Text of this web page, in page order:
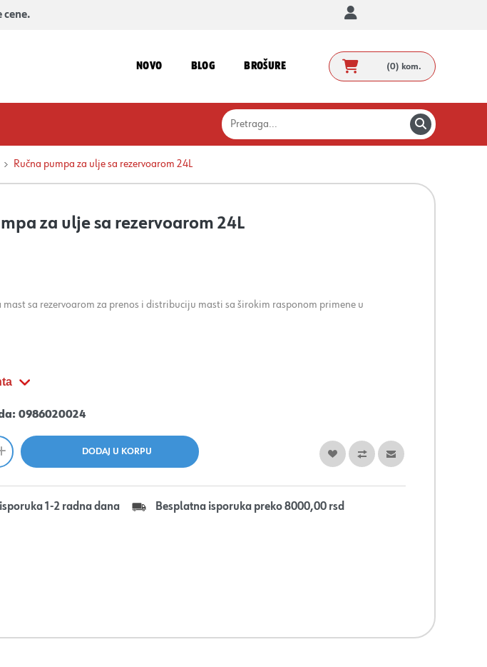
cene.
NOVO BLOG BROŠURE (0) kom.
Ručna pumpa za ulje sa rezervoarom 24L
za ulje sa rezervoarom 24L
mast sa rezervoarom za prenos i distribuciju masti sa širokim rasponom primene u
0986020024
1-2 radna dana Besplatna isporuka preko 8000,00 rsd